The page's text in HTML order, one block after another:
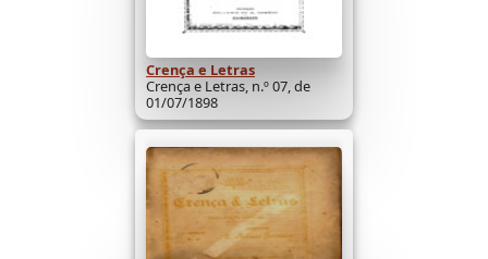
Crença e Letras
Crença e Letras, n.º 07, de
01/07/1898